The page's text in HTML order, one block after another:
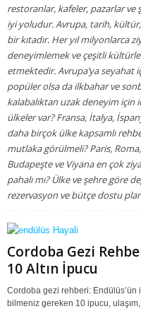
restoranlar, kafeler, pazarlar ve
iyi yoludur. Avrupa, tarih,
bir kıtadır. Her yıl milyonlarca
deneyimlemek ve çeşitli
etmektedir. Avrupa’ya seyahat
popüler olsa da ilkbahar ve
kalabalıktan uzak deneyim için
ülkeler var? Fransa, İtalya,
daha birçok ülke kapsamlı
mutlaka görülmeli? Paris,
Budapeşte ve Viyana en çok
pahalı mı? Ülke ve şehre göre
rezervasyon ve bütçe dostu
Cordoba Gezi
10 Altın İpucu
Cordoba gezi rehberi: Endülüs’ün
bilmeniz gereken 10 ipucu,